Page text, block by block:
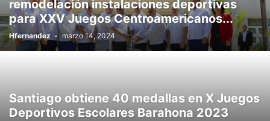
remodelación instalaciones deportivas
para XXV Juegos Centroamericanos...
Hfernandez - marzo 14, 2024
Santiago obtiene 40 medallas en X Juegos
Deportivos Escolares Barahona 2023